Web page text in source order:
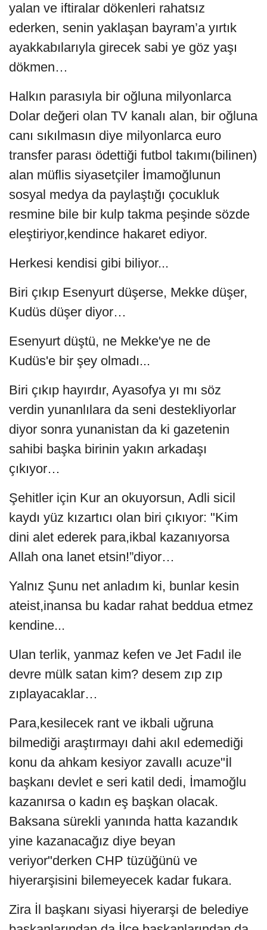
yalan ve iftiralar dökenleri rahatsız
ederken, senin yaklaşan bayram’a yırtık
ayakkabılarıyla girecek sabi ye göz yaşı
dökmen…
Halkın parasıyla bir oğluna milyonlarca
Dolar değeri olan TV kanalı alan, bir oğluna
canı sıkılmasın diye milyonlarca euro
transfer parası ödettiği futbol takımı(bilinen)
alan müflis siyasetçiler İmamoğlunun
sosyal medya da paylaştığı çocukluk
resmine bile bir kulp takma peşinde sözde
eleştiriyor,kendince hakaret ediyor.
Herkesi kendisi gibi biliyor...
Biri çıkıp Esenyurt düşerse, Mekke düşer,
Kudüs düşer diyor…
Esenyurt düştü, ne Mekke'ye ne de
Kudüs'e bir şey olmadı...
Biri çıkıp hayırdır, Ayasofya yı mı söz
verdin yunanlılara da seni destekliyorlar
diyor sonra yunanistan da ki gazetenin
sahibi başka birinin yakın arkadaşı
çıkıyor…
Şehitler için Kur an okuyorsun, Adli sicil
kaydı yüz kızartıcı olan biri çıkıyor: "Kim
dini alet ederek para,ikbal kazanıyorsa
Allah ona lanet etsin!”diyor…
Yalnız Şunu net anladım ki, bunlar kesin
ateist,inansa bu kadar rahat beddua etmez
kendine...
Ulan terlik, yanmaz kefen ve Jet Fadıl ile
devre mülk satan kim? desem zıp zıp
zıplayacaklar…
Para,kesilecek rant ve ikbali uğruna
bilmediği araştırmayı dahi akıl edemediği
konu da ahkam kesiyor zavallı acuze"İl
başkanı devlet e seri katil dedi, İmamoğlu
kazanırsa o kadın eş başkan olacak.
Baksana sürekli yanında hatta kazandık
yine kazanacağız diye beyan
veriyor"derken CHP tüzüğünü ve
hiyerarşisini bilemeyecek kadar fukara.
Zira İl başkanı siyasi hiyerarşi de belediye